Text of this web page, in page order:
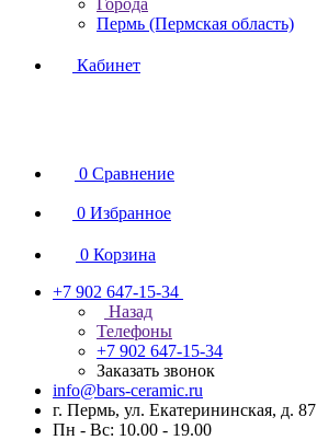
Города
Пермь (Пермская область)
Кабинет
0 Сравнение
0 Избранное
0 Корзина
+7 902 647-15-34
Назад
Телефоны
+7 902 647-15-34
Заказать звонок
info@bars-ceramic.ru
г. Пермь, ул. Екатерининская, д. 87
Пн - Вс: 10.00 - 19.00